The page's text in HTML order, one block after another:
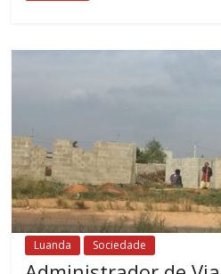
Luanda Sociedade